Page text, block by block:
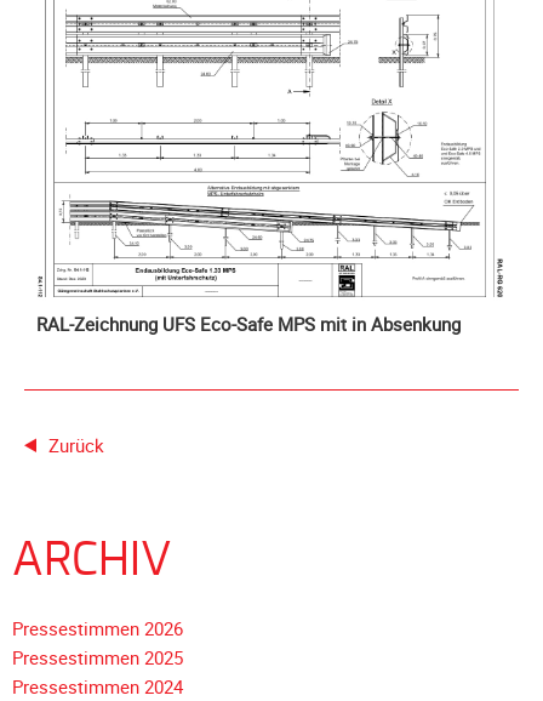
Aktionen
Info/Presse
Unterfahrschutz
Unterfahrschutz
-
Erfolge
Unterfahrschutz
-
Technik
Unterfahrschutz
in
Absenkung
Meldeformular
Flex.
RAL-Zeichnung UFS Eco-Safe MPS mit in Absenkung
Zurück
ARCHIV
Pressestimmen 2026
Pressestimmen 2025
Pressestimmen 2024